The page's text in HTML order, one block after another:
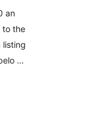
an
to the
listing
…